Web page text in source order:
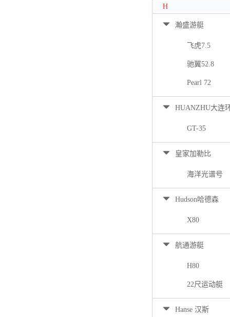
H
瀚盛游艇
飞虎7.5
驰翼52.8
Pearl 72
HUANZHU大连
GT-35
皇家加勒比
海洋光谱号
Hudson哈德森
X80
航通游艇
H80
22尺运动艇
Hanse 汉斯